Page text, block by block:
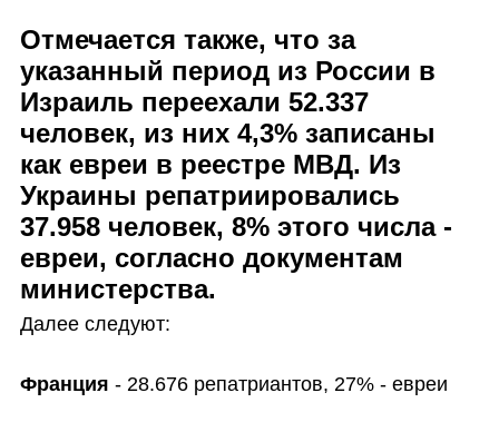
Отмечается также, что за
указанный период из России в
Израиль переехали 52.337
человек, из них 4,3% записаны
Украины репатриировались
37.958 человек, 8% этого числа -
евреи, согласно документам
министерства.
Далее следуют:
Франция - 28.676 репатриантов, 27% - евреи